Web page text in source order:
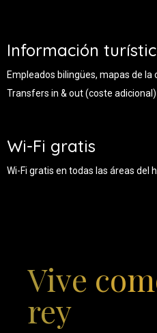
Información t
Empleados bilingües, mapas de la
Transfers in & out (coste adicional)
Wi-Fi gratis
Wi-Fi gratis en todas las áreas del
Vive
rey